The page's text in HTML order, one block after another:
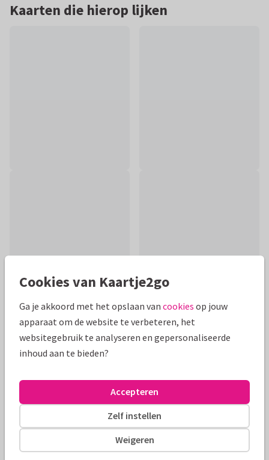
Kaarten die hierop lijken
Productinformatie
Een schattig, roze kaartje met een illustratie van een
feliciteren met de geboorte van hun kindje.
Alle kaarten zijn helemaal naar wens aan te passen
Felicitatiekaarten Paperhugs - by Lidy
Cookies van Kaartje2go
Ga je akkoord met het opslaan van cookies op jouw
apparaat om de website te verbeteren, het
websitegebruik te analyseren en gepersonaliseerde
inhoud aan te bieden?
Weigeren
Zelf instellen
Accepteren